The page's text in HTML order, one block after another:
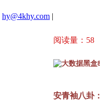
阅读量： 58
安青袖八卦
hy@4khy.com |